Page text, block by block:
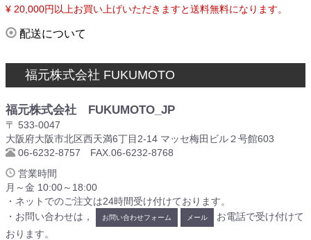
¥ 20,000円以上お買い上げいただきますと送料無料になります。
配送について
福元株式会社 FUKUMOTO
福元株式会社 FUKUMOTO_JP
〒 533-0047
大阪府大阪市北区西天満6丁目2-14 マッセ梅田ビル２号館603
06-6232-8757 FAX.06-6232-8768
営業時間
月～金 10:00～18:00
・ネットでのご注文は24時間受け付けております。
・お問い合わせは，
お問い合わせフォーム メール
お電話で受け付けて
おります。